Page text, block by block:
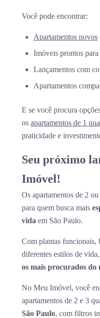
Você pode encontrar:
Apartamentos novos
Imóveis prontos para
Lançamentos com
Apartamentos
E se você procura
os apartamentos de 1
praticidade e
Seu próximo
Imóvel!
Os apartamentos de 2
para quem busca mais
vida em São Paulo.
Com plantas funcionais,
diferentes estilos de
os mais procurados do
No Meu Imóvel, você
apartamentos de 2 e 3
São Paulo, com filtros